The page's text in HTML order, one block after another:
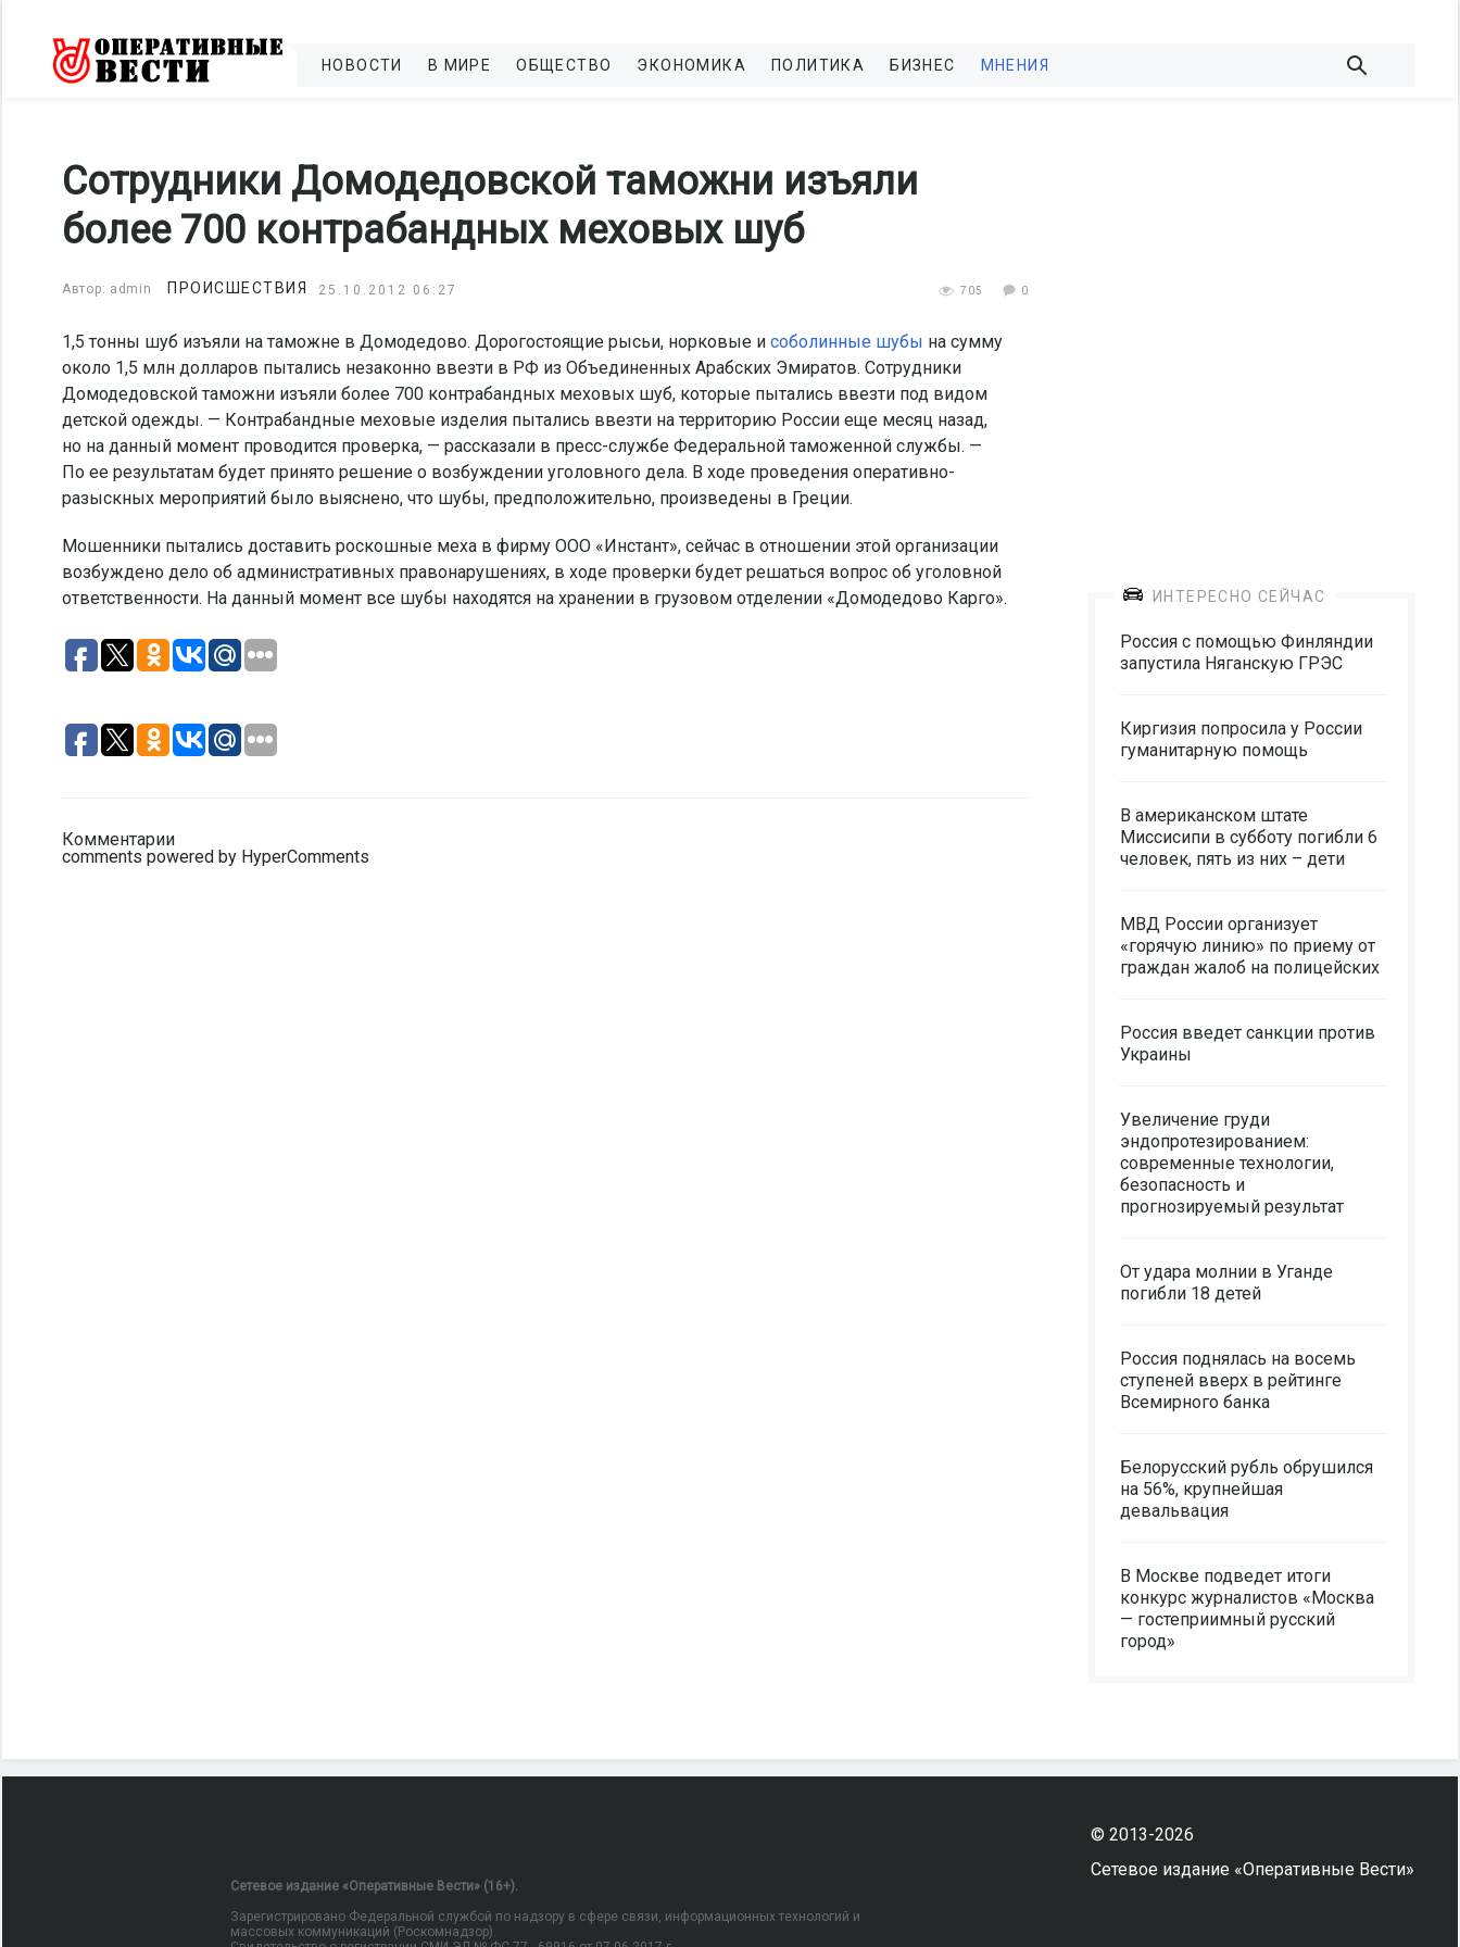
НОВОСТИ В МИРЕ ОБЩЕСТВО ЭКОНОМИКА ПОЛИТИКА БИЗНЕС МНЕНИЯ
Сотрудники Домодедовской таможни изъяли
более 700 контрабандных меховых шуб
Автор: admin ПРОИСШЕСТВИЯ 25.10.2012 06:27 705 0
1,5 тонны шуб изъяли на таможне в Домодедово. Дорогостоящие рысьи, норковые и соболинные шубы на сумму
около 1,5 млн долларов пытались незаконно ввезти в РФ из Объединенных Арабских Эмиратов. Сотрудники
Домодедовской таможни изъяли более 700 контрабандных меховых шуб, которые пытались ввезти под видом
детской одежды. — Контрабандные меховые изделия пытались ввезти на территорию России еще месяц назад,
но на данный момент проводится проверка, — рассказали в пресс-службе Федеральной таможенной службы. —
По ее результатам будет принято решение о возбуждении уголовного дела. В ходе проведения оперативно-
разыскных мероприятий было выяснено, что шубы, предположительно, произведены в Греции.
Мошенники пытались доставить роскошные меха в фирму ООО «Инстант», сейчас в отношении этой организации
возбуждено дело об административных правонарушениях, в ходе проверки будет решаться вопрос об уголовной
ответственности. На данный момент все шубы находятся на хранении в грузовом отделении «Домодедово Карго».
Комментарии
comments powered by HyperComments
ИНТЕРЕСНО СЕЙЧАС
Россия с помощью Финляндии
запустила Няганскую ГРЭС
Киргизия попросила у России
гуманитарную помощь
В американском штате
Миссисипи в субботу погибли 6
человек, пять из них – дети
МВД России организует
«горячую линию» по приему от
граждан жалоб на полицейских
Россия введет санкции против
Украины
Увеличение груди
эндопротезированием:
современные технологии,
безопасность и
прогнозируемый результат
От удара молнии в Уганде
погибли 18 детей
Россия поднялась на восемь
ступеней вверх в рейтинге
Всемирного банка
Белорусский рубль обрушился
на 56%, крупнейшая
девальвация
В Москве подведет итоги
конкурс журналистов «Москва
— гостеприимный русский
город»
Сетевое издание «Оперативные Вести» (16+).
Зарегистрировано Федеральной службой по надзору в сфере связи, информационных технологий и
массовых коммуникаций (Роскомнадзор).
© 2013-2026
Сетевое издание «Оперативные Вести»